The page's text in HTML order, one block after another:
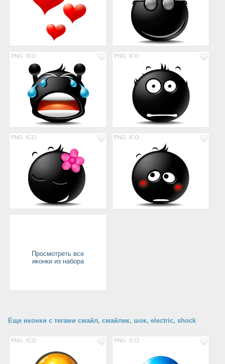
PNG ICO PNG ICO
PNG ICO PNG ICO
Просмотреть все
иконки из набора
Еще иконки с тегами смайл, смайлик, шок, electric, shock
PNG ICO PNG ICO